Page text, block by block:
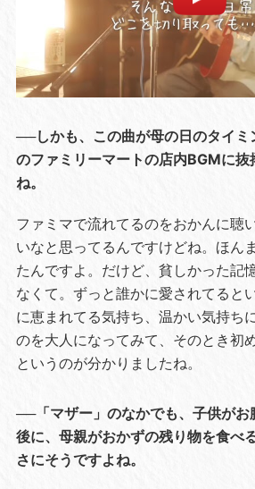
──しかも、この曲が母の日のタイミ
のファミリーマートの店内BGMに抜
ね。
ファミマで流れてるのをおかんに聴
いなと思ってるんですけどね。ほん
たんですよ。だけど、貧しかった記
なくて。ずっと誰かに愛されてると
に恵まれてる気持ち、温かい気持ち
のを大人になってみて、そのとき初
というのが分かりましたね。
──「マザー」のなかでも、子供がお
後に、母親がおかずの残り物を食べ
さにそうですよね。